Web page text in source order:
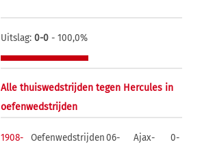
Uitslag: 0-0 - 100,0%
Alle thuiswedstrijden tegen Hercules in
oefenwedstrijden
1908-
Oefenwedstrijden06-
Ajax-
0-